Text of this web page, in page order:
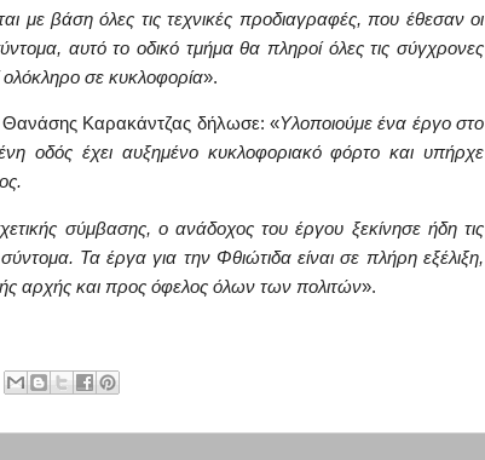
με βάση όλες τις τεχνικές προδιαγραφές, που έθεσαν οι
αυτό το οδικό τμήμα θα πληροί όλες τις σύγχρονες
ηρο σε κυκλοφορία».
Θανάσης Καρακάντζας δήλωσε: «Υλοποιούμε ένα έργο στο
οδός έχει αυξημένο κυκλοφοριακό φόρτο καιυπήρχε
σύμβασης, ο ανάδοχος του έργου ξεκίνησε ήδη τις
Τα έργα για την Φθιώτιδα είναι σε πλήρη εξέλιξη,
αρχής και προς όφελος όλων των πολιτών».